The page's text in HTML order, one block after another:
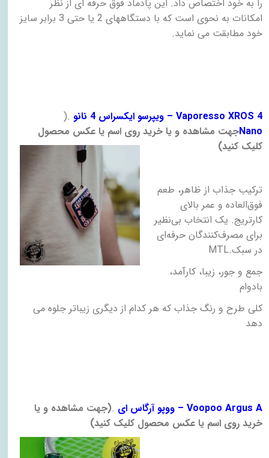
را به خود اختصاص داد. این پادماد فوق حرفه ای از نظر
امکانات به نحوی است که با دستگاههای 2 یا حتی 3 برابر سایز
خود مطابقت می نماید.
). ویپرسو ایکسراس 4 نانو – Vaporesso XROS 4
Nanoجهت مشاهده و یا خرید روی اسم یا عکس محصول
کلیک کنید)
ترکیب جذاب از ظاهر، طعم
فوق‌العاده و عمر بالای
کارتریج. یک انتخاب بی‌نظیر
برای مصرف‌کنندگان حرفه‌ای
در سبکMTL.
جمع و جور، زیبا، کارآمد،
بادوام
کلی طرح و رنگ جذاب که هر کدام از دیگری زیباتر جلوه می
دهد
. ووپو آرگاس ای – Voopoo ArgusA
)جهت مشاهده و یا
خرید روی اسم یا عکس محصول کلیک کنید(